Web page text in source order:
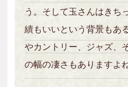
う。そして玉さんはきち
績もいいという背景もあ
やカントリー、ジャズ、
の幅の凄さもありますよ